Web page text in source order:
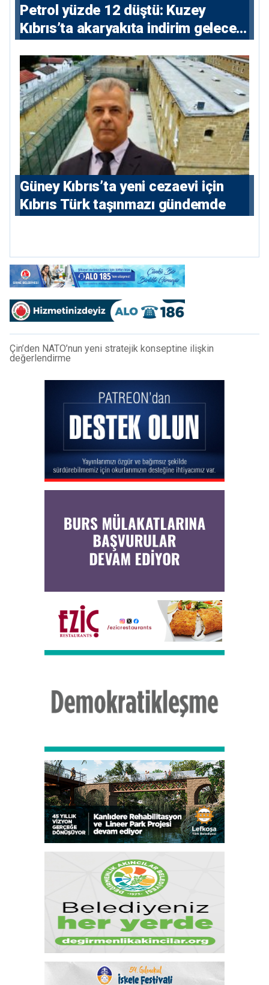
Petrol yüzde 12 düştü: Kuzey
Kıbrıs’ta akaryakıta indirim gelecek
Güney Kıbrıs’ta yeni cezaevi için
Kıbrıs Türk taşınmazı gündemde
Çin’den NATO’nun yeni stratejik konseptine ilişkin
değerlendirme